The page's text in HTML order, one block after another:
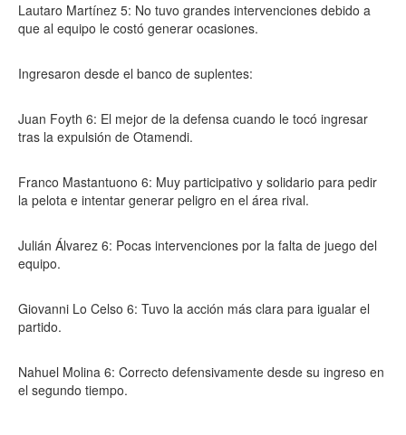
Lautaro Martínez 5: No tuvo grandes intervenciones debido a
que al equipo le costó generar ocasiones.
Ingresaron desde el banco de suplentes:
Juan Foyth 6: El mejor de la defensa cuando le tocó ingresar
tras la expulsión de Otamendi.
Franco Mastantuono 6: Muy participativo y solidario para pedir
la pelota e intentar generar peligro en el área rival.
Julián Álvarez 6: Pocas intervenciones por la falta de juego del
equipo.
Giovanni Lo Celso 6: Tuvo la acción más clara para igualar el
partido.
Nahuel Molina 6: Correcto defensivamente desde su ingreso en
el segundo tiempo.